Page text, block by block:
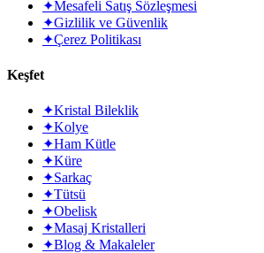
✦Mesafeli Satış Sözleşmesi
✦Gizlilik ve Güvenlik
✦Çerez Politikası
Keşfet
✦Kristal Bileklik
✦Kolye
✦Ham Kütle
✦Küre
✦Sarkaç
✦Tütsü
✦Obelisk
✦Masaj Kristalleri
✦Blog & Makaleler